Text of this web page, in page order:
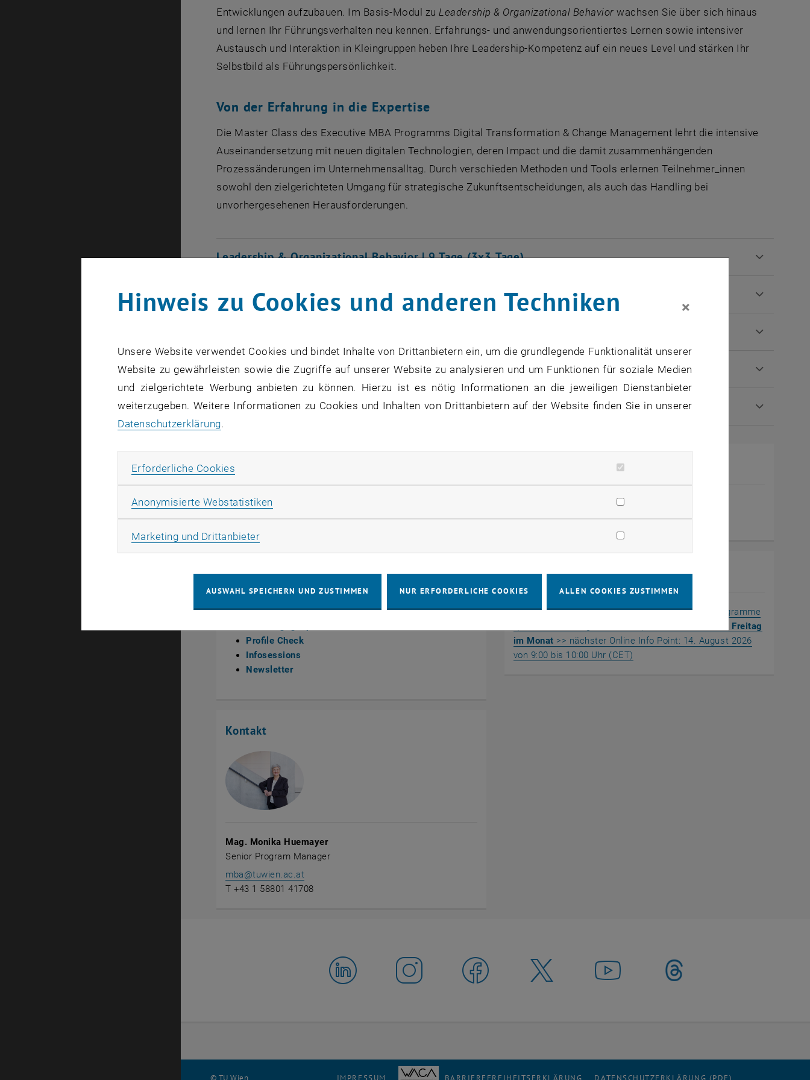
Entwicklungen aufzubauen. Im Basis-Modul zuLeadership & Organizational Behavior wachsen Sie über sich hinaus
und lernen Ihr Führungsverhalten neu kennen. Erfahrungs- und anwendungsorientiertes Lernen sowie intensiver
Austausch und Interaktion in Kleingruppen heben Ihre Leadership-Kompetenz auf ein neues Level und stärken Ihr
Selbstbild als Führungspersönlichkeit.
Von der Erfahrung in die Expertise
Die Master Class des Executive MBA Programms Digital Transformation & Change Management lehrt die intensive
Auseinandersetzung mit neuen digitalen Technologien, deren Impact und die damit zusammenhängenden
Prozessänderungen im Unternehmensalltag. Durch verschieden Methoden und Tools erlernen Teilnehmer_innen
sowohl den zielgerichteten Umgang für strategische Zukunftsentscheidungen, als auch das Handling bei
unvorhergesehenen Herausforderungen.
Leadership & Organizational Behavior | 9 Tage (3x3 Tage)
Management & Technology Essentials | 15 Tage
Project Management | 6 Tage
Master's Thesis
Jetzt bewerben!
Nächste Schritte
Jetzt bewerben
Profile Check
Infosessions
Newsletter
Online Info Point
Informieren Sie sich unverbindlich über unsere Programme
am zweiten Freitag
im Monat >> nächster Online Info Point: 14. August 2026
von 9:00 bis 10:00 Uhr (CET)
Kontakt
Mag. Monika Huemayer
Senior Program Manager
mba@tuwien.ac.at
T +43 1 58801 41708
© TU Wien IMPRESSUM BARRIEREFREIHEITSERKLÄRUNG DATENSCHUTZERKLÄRUNG (PDF)
Hinweis zu Cookies und anderen Techniken ×
Unsere Website verwendet Cookies und bindet Inhalte von Drittanbietern ein, um die grundlegende Funktionalität unserer
Website zu gewährleisten sowie die Zugriffe auf unserer Website zu analysieren und um Funktionen für soziale Medien
und zielgerichtete Werbung anbieten zu können. Hierzu ist es nötig Informationen an die jeweiligen Dienstanbieter
weiterzugeben. Weitere Informationen zu Cookies und Inhalten von Drittanbietern auf der Website finden Sie in unserer
Datenschutzerklärung.
Erforderliche Cookies
Anonymisierte Webstatistiken
Marketing und DrittanbieterMarketing Cookies zulassen
AUSWAHL SPEICHERN UND ZUSTIMMEN NUR ERFORDERLICHE COOKIES ALLEN COOKIES ZUSTIMMEN